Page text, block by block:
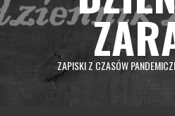
ZAPISKI Z CZASÓW